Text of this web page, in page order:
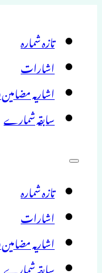
تازہ شمارہ
اشارات
اشاریہ مضامین 2010 – تا حال
سابقہ شمارے
تازہ شمارہ
اشارات
اشاریہ مضامین 2010 – تا حال
سابقہ شمارے